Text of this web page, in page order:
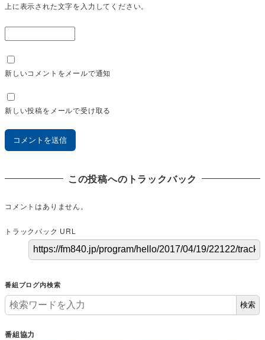
上に表示された文字を入力してください。
新しいコメントをメールで通知
新しい投稿をメールで受け取る
この投稿へのトラックバック
コメントはありません。
トラックバック URL
番組ブログ内検索
検索
番組協力